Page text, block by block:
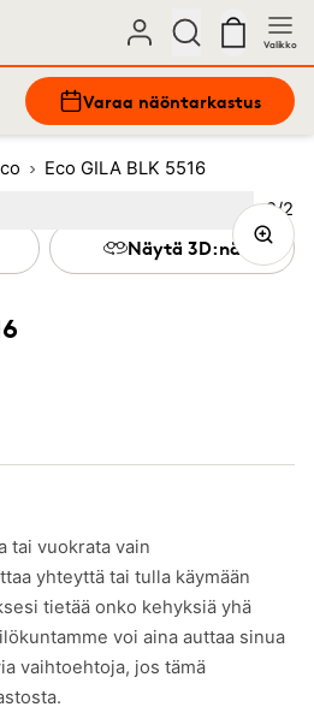
Valikko
Varaa näöntarkastus
Eco GILA BLK 5516
tai vuokrata vain
yhteyttä tai tulla käymään
tietää onko kehyksiä yhä
voi aina auttaa sinua
vaihtoehtoja, jos tämä
Näytä 3D:nä
Kuva
2/2
(Current image)